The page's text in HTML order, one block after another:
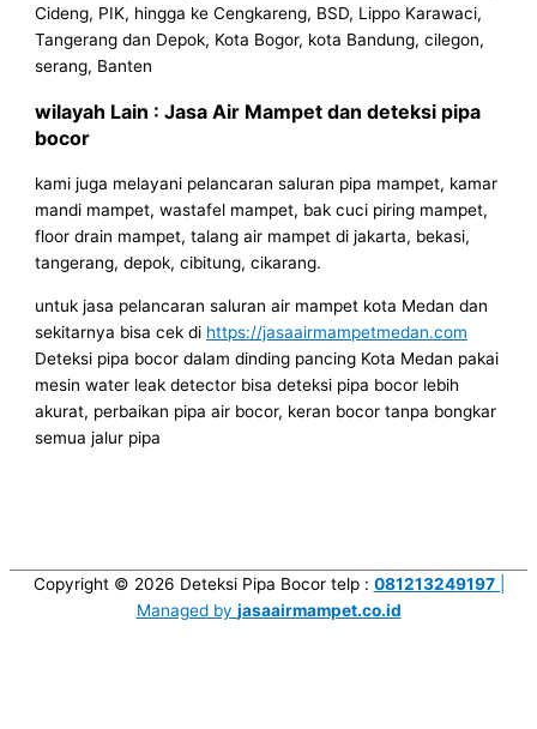
Cideng, PIK, hingga ke Cengkareng, BSD, Lippo Karawaci,
Tangerang dan Depok, Kota Bogor, kota Bandung, cilegon,
serang, Banten
wilayah Lain : Jasa Air Mampet dan deteksi pipa
bocor
kami juga melayani pelancaran saluran pipa mampet, kamar
mandi mampet, wastafel mampet, bak cuci piring mampet,
floor drain mampet, talang air mampet di jakarta, bekasi,
tangerang, depok, cibitung, cikarang.
untuk jasa pelancaran saluran air mampet kota Medan dan
sekitarnya bisa cek di https://jasaairmampetmedan.com
Deteksi pipa bocor dalam dinding pancing Kota Medan pakai
mesin water leak detector bisa deteksi pipa bocor lebih
akurat, perbaikan pipa air bocor, keran bocor tanpa bongkar
semua jalur pipa
Copyright © 2026 Deteksi Pipa Bocortelp : 081213249197|
Managed by jasaairmampet.co.id